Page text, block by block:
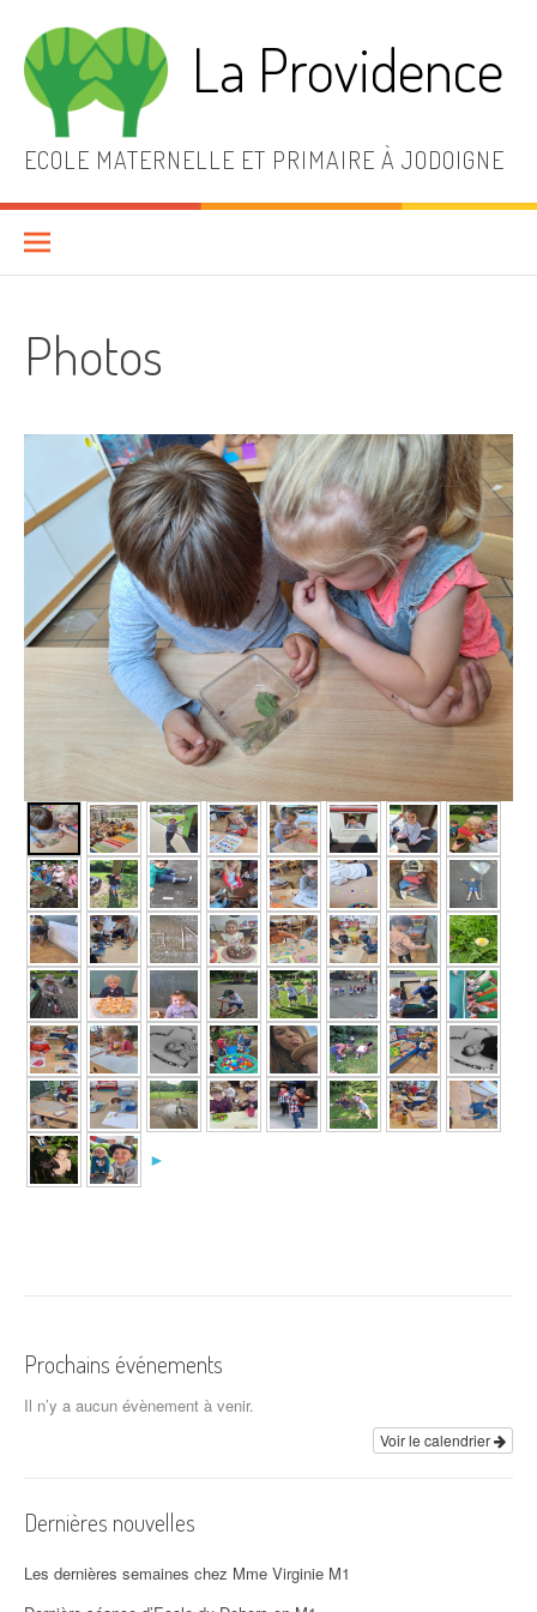
contenu
La Providence
ECOLE MATERNELLE ET PRIMAIRE À JODOIGNE
Photos
►
Prochains événements
Il n’y a aucun évènement à venir.
Voir le calendrier
Dernières nouvelles
Les dernières semaines chez Mme Virginie M1